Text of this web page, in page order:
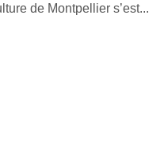
de Montpellier s’est...